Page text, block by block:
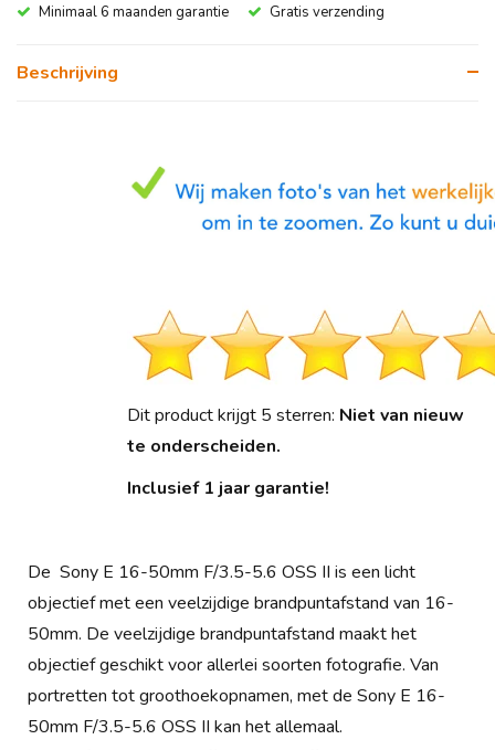
Minimaal 6 maanden garantie Gratis verzending
Beschrijving
Dit product krijgt 5 sterren: Niet van nieuw
te onderscheiden.
Inclusief 1 jaar garantie!
De Sony E 16-50mm F/3.5-5.6 OSS II is een licht
objectief met een veelzijdige brandpuntafstand van 16-
50mm. De veelzijdige brandpuntafstand maakt het
objectief geschikt voor allerlei soorten fotografie. Van
portretten tot groothoekopnamen, met de Sony E 16-
50mm F/3.5-5.6 OSS II kan het allemaal.